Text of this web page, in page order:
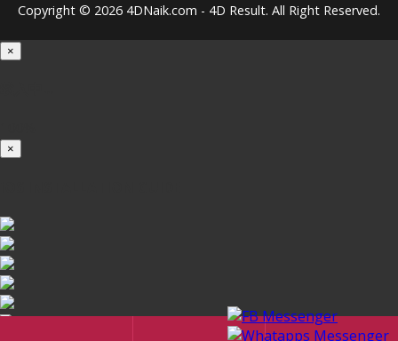
Copyright © 2026 4DNaik.com - 4D Result. All Right Reserved.
×
×